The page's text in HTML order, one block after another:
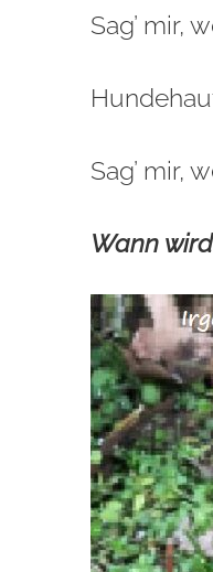
Sag’ mir,
Sag’ mir,
Wann